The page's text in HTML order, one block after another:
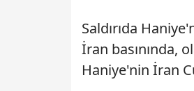
Saldırıda
İran basınında,
Haniye'nin İran